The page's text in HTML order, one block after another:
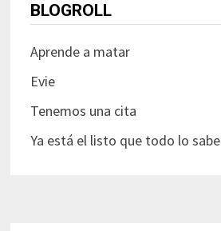
BLOGROLL
Aprende a matar
Evie
Tenemos una cita
Ya está el listo que todo lo sabe